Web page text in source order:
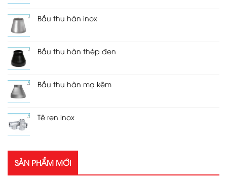
Bầu thu hàn inox
Bầu thu hàn thép đen
Bầu thu hàn mạ kẽm
Tê ren inox
SẢN PHẨM MỚI